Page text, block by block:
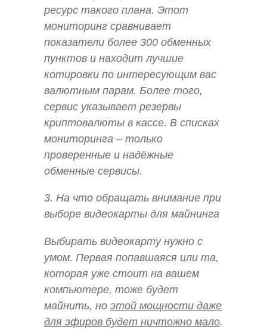
ресурс такого плана. Этот
мониторинг сравнивает
показатели более 300 обменных
пунктов и находит лучшие
котировки по интересующим вас
валютным парам. Более того,
сервис указывает резервы
криптовалюты в кассе. В списках
мониторинга – только
проверенные и надёжные
обменные сервисы.
3. На что обращать внимание при
выборе видеокарты для майнинга
Выбирать видеокарту нужно с
умом. Первая попавшаяся или та,
которая уже стоит на вашем
компьютере, тоже будет
майнить, но этой мощности даже
для эфиров будет ничтожно мало.